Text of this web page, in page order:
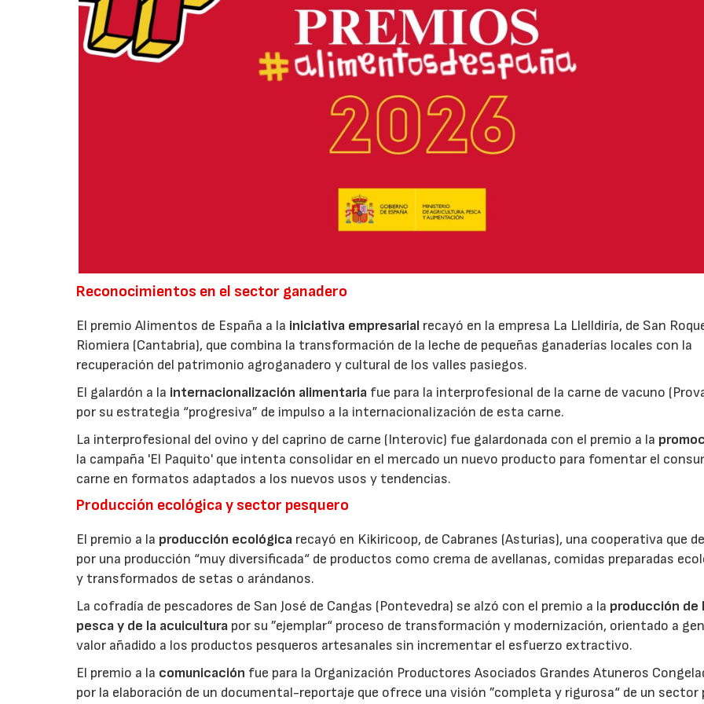
Reconocimientos en el sector ganadero
El premio Alimentos de España a la iniciativa empresarial recayó en la empresa La Llelldiría, de San
Riomiera (Cantabria), que combina la transformación de la leche de pequeñas ganaderías locales con la
recuperación del patrimonio agroganadero y cultural de los valles pasiegos.
El galardón a la internacionalización alimentaria fue para la interprofesional de la carne de vacuno
por su estrategia “progresiva” de impulso a la internacionalización de esta carne.
La interprofesional del ovino y del caprino de carne (Interovic) fue galardonada con el premio a la
la campaña 'El Paquito' que intenta consolidar en el mercado un nuevo producto para fomentar el
carne en formatos adaptados a los nuevos usos y tendencias.
Producción ecológica y sector pesquero
El premio a la producción ecológica recayó en Kikiricoop, de Cabranes (Asturias), una cooperativa que
por una producción “muy diversificada“ de productos como crema de avellanas, comidas preparadas
y transformados de setas o arándanos.
La cofradía de pescadores de San José de Cangas (Pontevedra) se alzó con el premio a la producción de
pesca y de la acuicultura por su ”ejemplar“ proceso de transformación y modernización, orientado a
valor añadido a los productos pesqueros artesanales sin incrementar el esfuerzo extractivo.
El premio a la comunicación fue para la Organización Productores Asociados Grandes Atuneros
por la elaboración de un documental-reportaje que ofrece una visión ”completa y rigurosa“ de un sector